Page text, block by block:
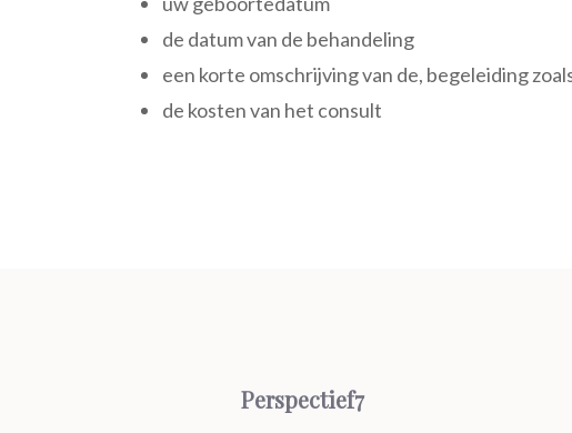
de datum van de behandeling
een korte omschrijving van de, begeleiding
de kosten van het consult
Perspectief7